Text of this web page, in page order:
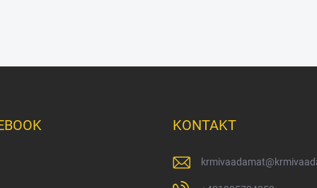
KONTAKT
krmivaadamat@